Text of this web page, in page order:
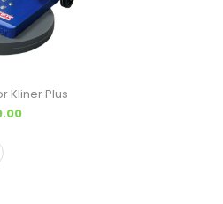
Kliner Plus
era: $1,138,000.00.